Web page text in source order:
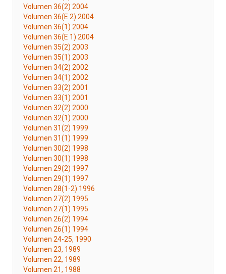
Volumen 36(2) 2004
Volumen 36(E 2) 2004
Volumen 36(1) 2004
Volumen 36(E 1) 2004
Volumen 35(2) 2003
Volumen 35(1) 2003
Volumen 34(2) 2002
Volumen 34(1) 2002
Volumen 33(2) 2001
Volumen 33(1) 2001
Volumen 32(2) 2000
Volumen 32(1) 2000
Volumen 31(2) 1999
Volumen 31(1) 1999
Volumen 30(2) 1998
Volumen 30(1) 1998
Volumen 29(2) 1997
Volumen 29(1) 1997
Volumen 28(1-2) 1996
Volumen 27(2) 1995
Volumen 27(1) 1995
Volumen 26(2) 1994
Volumen 26(1) 1994
Volumen 24-25, 1990
Volumen 23, 1989
Volumen 22, 1989
Volumen 21, 1988